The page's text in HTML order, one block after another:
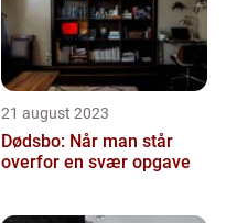
21 august 2023
Dødsbo: Når man står
overfor en svær opgave